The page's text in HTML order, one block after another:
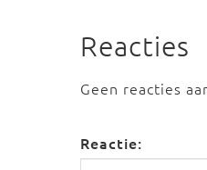
Reacties
Geen reacties
Reactie: